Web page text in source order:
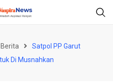
Berita
Satpol PP Garut
Di Musnahkan